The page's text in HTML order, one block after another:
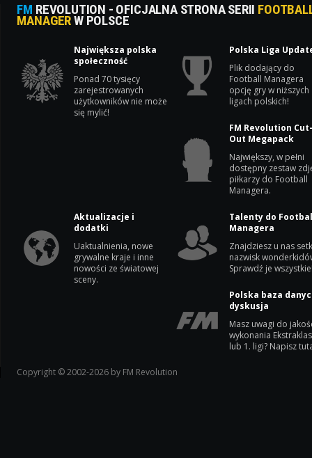
FM REVOLUTION - OFICJALNA STRONA SERII
MANAGERW POLSCE
Największa polska
społeczność
Ponad 70 tysięcy
zarejestrowanych
użytkowników nie może
się mylić!
Polska Liga
Plik dodający do
Football Managera
opcję gry w niższych
ligach polskich!
FM Revolution
Out Megapack
Największy, w pełni
dostępny zestaw
piłkarzy do Football
Managera.
Aktualizacje i
dodatki
Uaktualnienia, nowe
grywalne kraje i inne
nowości ze światowej
sceny.
Talenty do
Managera
Znajdziesz u nas
nazwisk
Sprawdź je
Polska baza
dyskusja
Masz uwagi do
wykonania
lub 1. ligi? Napisz
Copyright © 2002-2026 by FM Revolution